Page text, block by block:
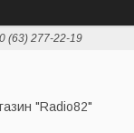
(63) 277-22-19
"Radio82"